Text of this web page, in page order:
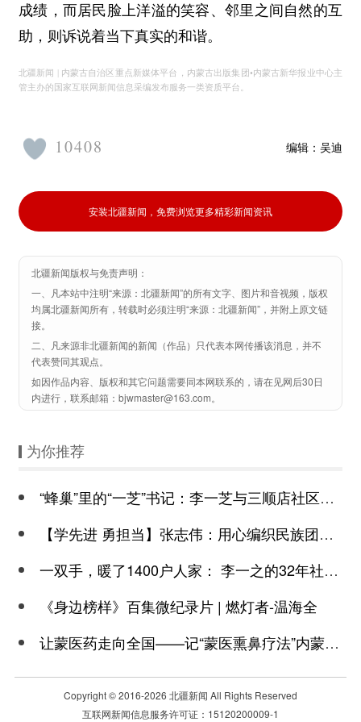
成绩，而居民脸上洋溢的笑容、邻里之间自然的互
助，则诉说着当下真实的和谐。
北疆新闻 | 内蒙古自治区重点新媒体平台，内蒙古出版集团•内蒙古新华报业中心主
管主办的国家互联网新闻信息采编发布服务一类资质平台。
编辑： 吴迪
10408
安装北疆新闻，免费浏览更多精彩新闻资讯
北疆新闻版权与免责声明：
一、凡本站中注明“来源：北疆新闻”的所有文字、图片和音视频，版权
均属北疆新闻所有，转载时必须注明“来源：北疆新闻”，并附上原文链
接。
二、凡来源非北疆新闻的新闻（作品）只代表本网传播该消息，并不
代表赞同其观点。
如因作品内容、版权和其它问题需要同本网联系的，请在见网后30日
内进行，联系邮箱：bjwmaster@163.com。
为你推荐
“蜂巢”里的“一芝”书记：李一芝与三顺店社区的民族团结“同心圆”
【学先进 勇担当】张志伟：用心编织民族团结“幸福网”
一双手，暖了1400户人家： 李一之的32年社区情
《身边榜样》百集微纪录片 | 燃灯者-温海全
让蒙医药走向全国——记“蒙医熏鼻疗法”内蒙古自治区非遗传承人董萨那巴特
Copyright © 2016-2026 北疆新闻 All Rights Reserved
互联网新闻信息服务许可证：15120200009-1